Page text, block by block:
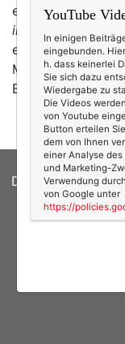
ein schlechter
in Texterella-
es ja dir.
Mist.)*Affiliate-
Blog… mehr
© 2026
YouTube
In einigen
eingebunden.
h. dass keinerlei
Sie sich dazu
Wiedergabe zu
Die Videos
von Youtube
Button erteilen
dem von Ihnen
einer Analyse
und Marketing-
Verwendung
von Google unter
https://